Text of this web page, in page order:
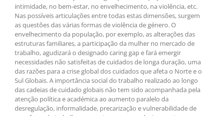
intimidade, no bem-estar, no envelhecimento, na violência, etc.
Nas possíveis articulações entre todas estas dimensões, surgem
as questões das várias formas de violência de género. O
envelhecimento da população, por exemplo, as alterações das
estruturas familiares, a participação da mulher no mercado de
trabalho, agudizará o designado caring gap e fará emergir
necessidades não satisfeitas de cuidados de longa duração, uma
das razões para a crise global dos cuidados que afeta o Norte e o
Sul Globais. A importância social do trabalho realizado ao longo
das cadeias de cuidado globais não tem sido acompanhada pela
atenção política e académica ao aumento paralelo da
desregulação, informalidade, precarização e vulnerabilidade de